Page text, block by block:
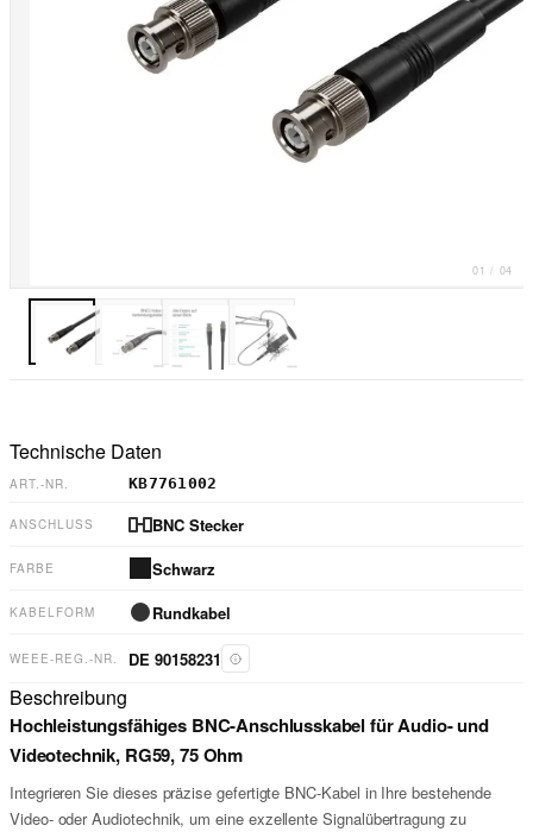
01 / 04
Technische Daten
ART.-NR. KB7761002
ANSCHLUSS BNC Stecker
FARBE Schwarz
KABELFORM Rundkabel
WEEE-REG.-NR. DE 90158231
Beschreibung
Hochleistungsfähiges BNC-Anschlusskabel für Audio- und
Videotechnik, RG59, 75 Ohm
Integrieren Sie dieses präzise gefertigte BNC-Kabel in Ihre bestehende
Video- oder Audiotechnik, um eine exzellente Signalübertragung zu